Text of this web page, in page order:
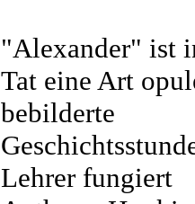
"Alexander" ist
Tat eine Art
bebilderte
Lehrer fungiert